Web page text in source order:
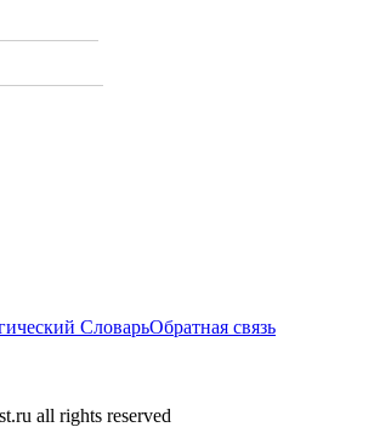
СловарьОбратная связь
all rights reserved